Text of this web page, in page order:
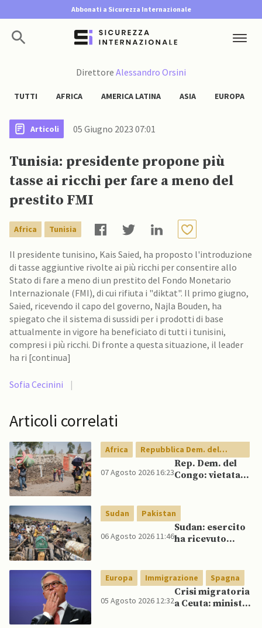
Abbonati a Sicurezza Internazionale
Direttore Alessandro Orsini
TUTTI AFRICA AMERICA LATINA ASIA EUROPA
Articoli 05 Giugno 2023 07:01
Tunisia: presidente propone più
tasse ai ricchi per fare a meno del
prestito FMI
Africa Tunisia
Il presidente tunisino, Kais Saied, ha proposto l'introduzione
di tasse aggiuntive rivolte ai più ricchi per consentire allo
Stato di fare a meno di un prestito del Fondo Monetario
Internazionale (FMI), di cui rifiuta i "diktat". Il primo giugno,
Saied, ricevendo il capo del governo, Najla Bouden, ha
spiegato che il sistema di sussidi per i prodotti di base
attualmente in vigore ha beneficiato di tutti i tunisini,
compresi i più ricchi. Di fronte a questa situazione, il leader
ha ri [continua]
Sofia Cecinini |
Articoli correlati
Africa
Repubblica Dem. del
Congo
07 Agosto 2026 16:23
Rep. Dem. del
Congo: vietata
rame e cobalto
Sudan Pakistan
06 Agosto 2026 11:46
Sudan: esercito
ha ricevuto
Pakistan
Europa Immigrazione Spagna
05 Agosto 2026 12:32
Crisi migratoria
a Ceuta: ministri